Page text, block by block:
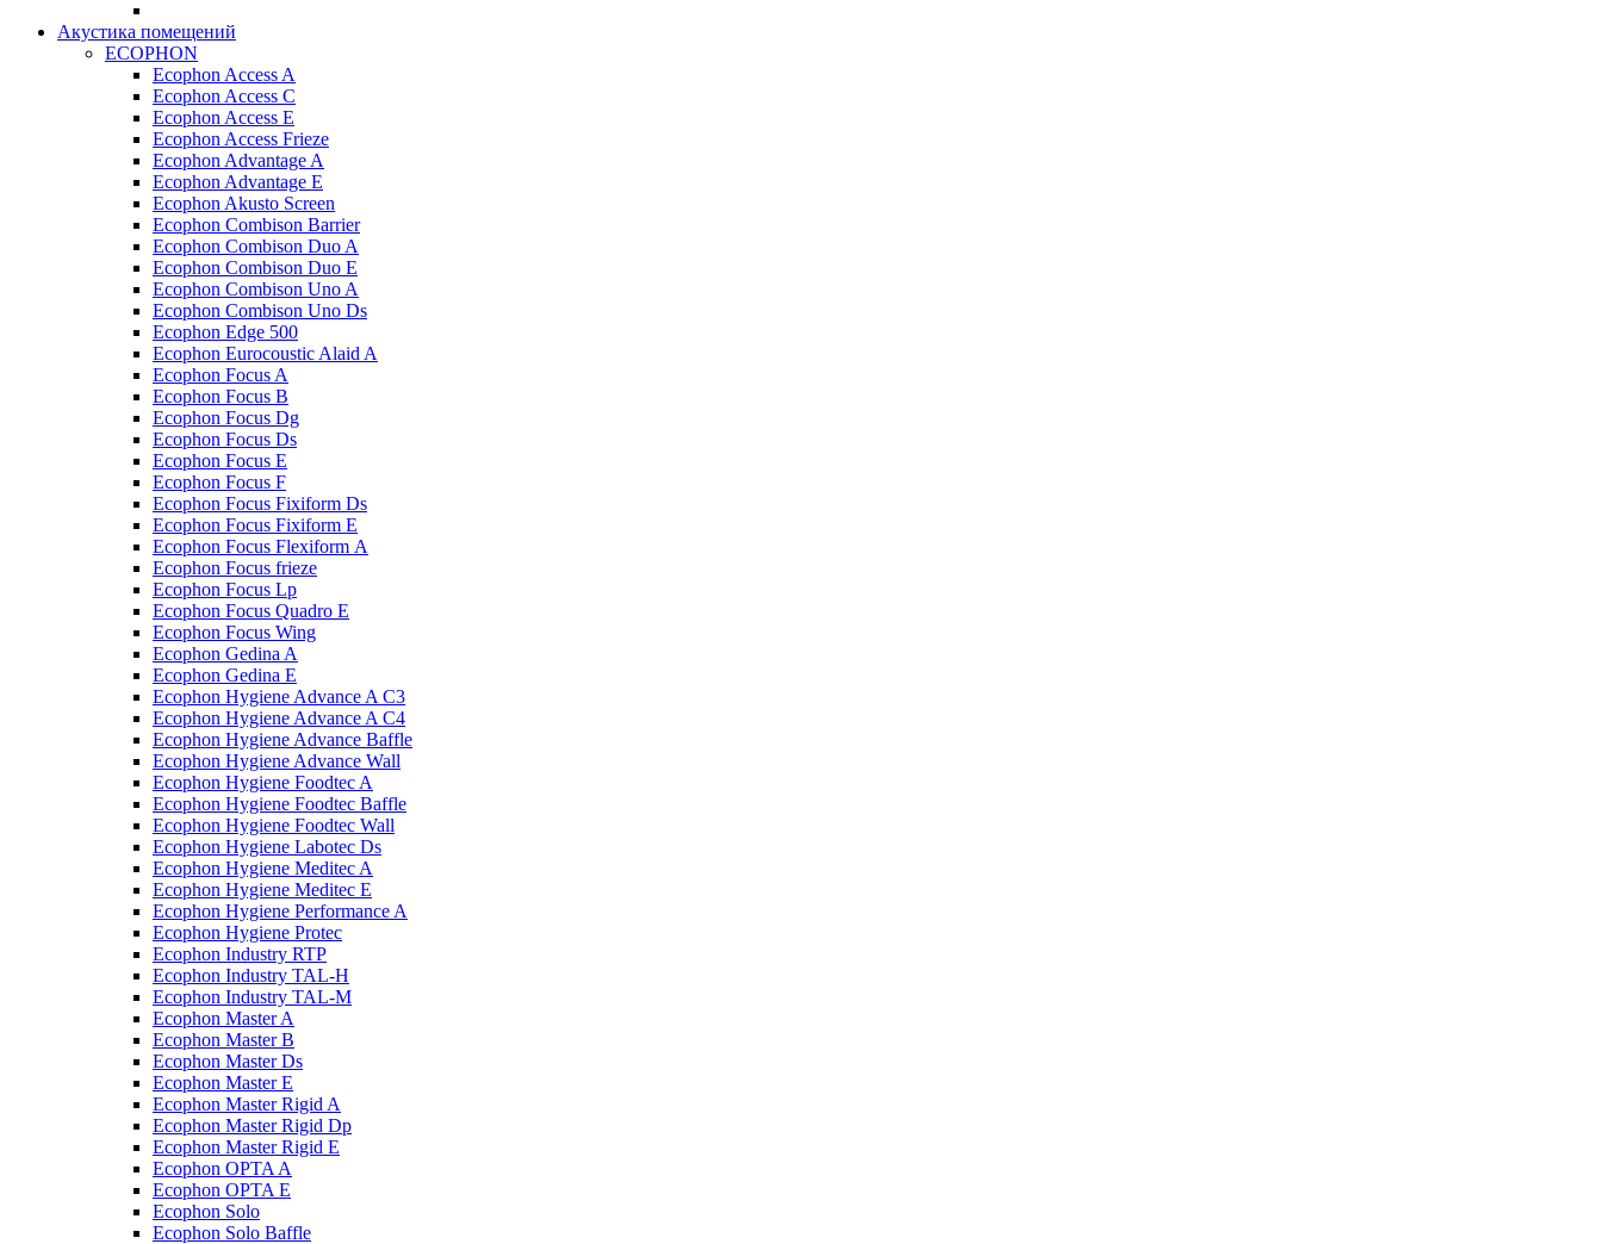
Акустика помещений
ECOPHON
Ecophon Access A
Ecophon Access C
Ecophon Access E
Ecophon Access Frieze
Ecophon Advantage A
Ecophon Advantage E
Ecophon Akusto Screen
Ecophon Combison Barrier
Ecophon Combison Duo A
Ecophon Combison Duo E
Ecophon Combison Uno A
Ecophon Combison Uno Ds
Ecophon Edge 500
Ecophon Eurocoustic Alaid A
Ecophon Focus A
Ecophon Focus B
Ecophon Focus Dg
Ecophon Focus Ds
Ecophon Focus E
Ecophon Focus F
Ecophon Focus Fixiform Ds
Ecophon Focus Fixiform E
Ecophon Focus Flexiform А
Ecophon Focus frieze
Ecophon Focus Lp
Ecophon Focus Quаdro E
Ecophon Focus Wing
Ecophon Gedina A
Ecophon Gedina E
Ecophon Hygiene Advance A C3
Ecophon Hygiene Advance A C4
Ecophon Hygiene Advance Baffle
Ecophon Hygiene Advance Wall
Ecophon Hygiene Foodtec A
Ecophon Hygiene Foodtec Baffle
Ecophon Hygiene Foodtec Wall
Ecophon Hygiene Labotec Ds
Ecophon Hygiene Meditec A
Ecophon Hygiene Meditec E
Ecophon Hygiene Performance A
Ecophon Hygiene Proteс
Ecophon Industry RTP
Ecophon Industry TAL-H
Ecophon Industry TAL-M
Ecophon Master A
Ecophon Master B
Ecophon Master Ds
Ecophon Master E
Ecophon Master Rigid A
Ecophon Master Rigid Dp
Ecophon Master Rigid E
Ecophon OPTA A
Ecophon OPTA E
Ecophon Solo
Ecophon Solo Baffle